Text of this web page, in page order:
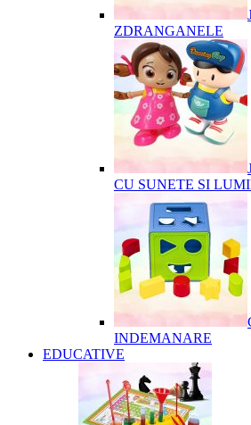
ZDRANGANELE
CU SUNETE SI
INDEMANARE
EDUCATIVE